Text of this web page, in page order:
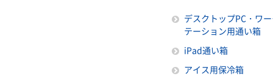
デスクトップPC・ワ
テーション用通い箱
iPad通い箱
アイス用保冷箱